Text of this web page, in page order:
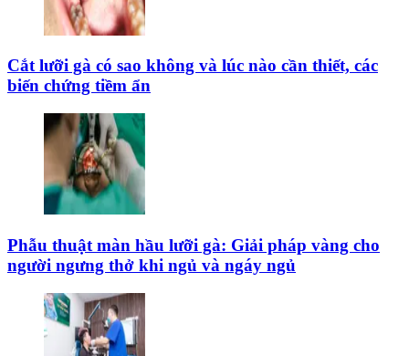
Cắt lưỡi gà có sao không và lúc nào cần thiết, các
biến chứng tiềm ẩn
Phẫu thuật màn hầu lưỡi gà: Giải pháp vàng cho
người ngưng thở khi ngủ và ngáy ngủ